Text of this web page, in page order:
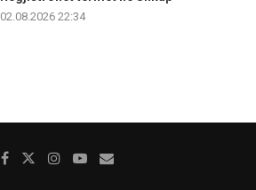
02.08.2026 22:34